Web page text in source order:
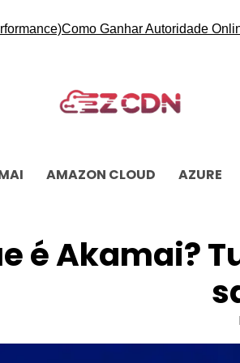
Como Ganhar Autoridade Online
AMAZON CLOUD AZURE
é Akamai?